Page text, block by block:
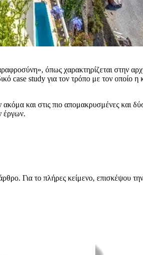
όπως χαρακτηρίζεται στην
case study για τον τρόπο με τον οποίο η
και στις πιο απομακρυσμένες και
έργων.
Για το πλήρες κείμενο, επισκέψου